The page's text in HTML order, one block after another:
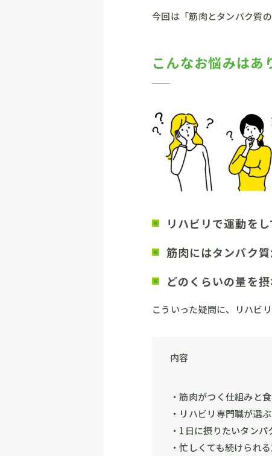
今回は「筋肉とタンパク質
こんなお悩みはあ
リハビリで運動を
筋肉にはタンパク
どのくらいの量を
こういった疑問に、リハビ
内容
・筋肉がつく仕組みと
・リハビリ専門職が選
・1日に摂りたいタン
・忙しくても続けられ